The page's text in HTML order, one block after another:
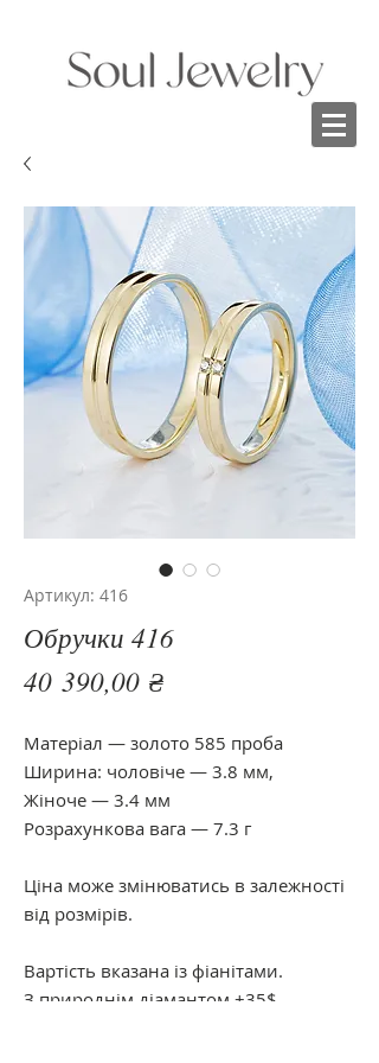
Артикул: 416
Обручки 416
40 390,00 ₴Цена
Матеріал — золото 585 проба
Ширина: чоловіче — 3.8 мм,
Жіноче — 3.4 мм
Розрахункова вага — 7.3 г
Ціна може змінюватись в залежності
від розмірів.
Вартість вказана із фіанітами.
З природнім діамантом +35$